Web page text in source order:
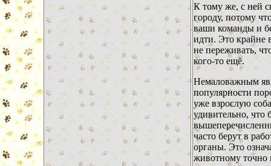
К тому же, с ней
городу, потому
ваши команды и
идти. Это крайне
не переживать,
кого-то ещё.
Немаловажным
популярности
уже взрослую
удивительно, что
часто берут в
органы. Это
животному точно